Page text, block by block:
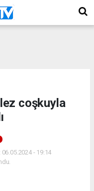
coşkuyla
- 19:14